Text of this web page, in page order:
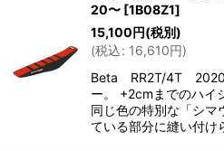
20〜 [1B08Z1]
15,100円(税別)
(税込: 16,610円)
Beta RR2T/4T 2020
ー。 +2cmまでのハイ
同じ色の特別な「シマ
ている部分に縫い付